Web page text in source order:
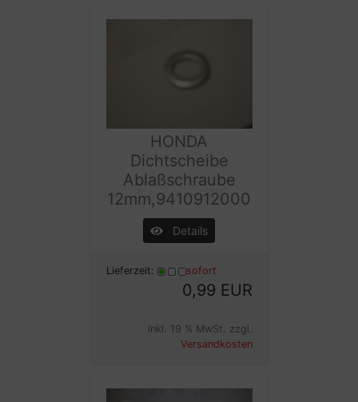
HONDA
Dichtscheibe
Ablaßschraube
12mm,9410912000
Details
Lieferzeit: sofort
0,99 EUR
inkl. 19 % MwSt. zzgl.
Versandkosten